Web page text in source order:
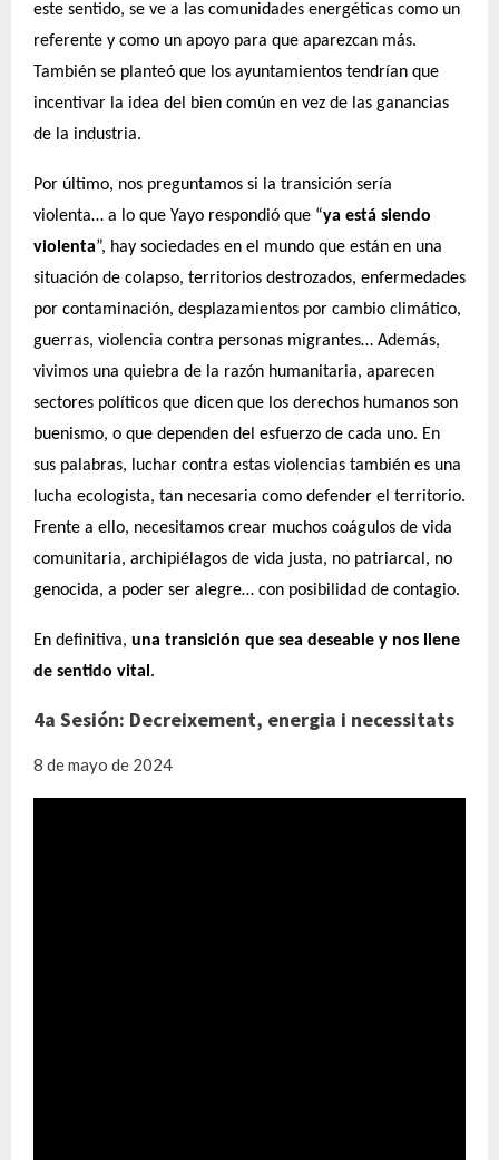
este sentido, se ve a las comunidades energéticas como un
referente y como un apoyo para que aparezcan más.
También se planteó que los ayuntamientos tendrían que
incentivar la idea del bien común en vez de las ganancias
de la industria.
Por último, nos preguntamos si la transición sería
violenta… a lo que Yayo respondió que “ya está siendo
violenta”, hay sociedades en el mundo que están en una
situación de colapso, territorios destrozados, enfermedades
por contaminación, desplazamientos por cambio climático,
guerras, violencia contra personas migrantes… Además,
vivimos una quiebra de la razón humanitaria, aparecen
sectores políticos que dicen que los derechos humanos son
buenismo, o que dependen del esfuerzo de cada uno. En
sus palabras, luchar contra estas violencias también es una
lucha ecologista, tan necesaria como defender el territorio.
Frente a ello, necesitamos crear muchos coágulos de vida
comunitaria, archipiélagos de vida justa, no patriarcal, no
genocida, a poder ser alegre… con posibilidad de contagio.
En definitiva, una transición que sea deseable y nos llene
de sentido vital.
4a Sesión: Decreixement, energia i necessitats
8 de mayo de 2024